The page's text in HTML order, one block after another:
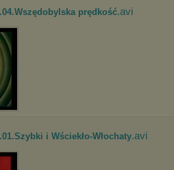
prędkość.avi
i Wściekło-Włochaty.avi